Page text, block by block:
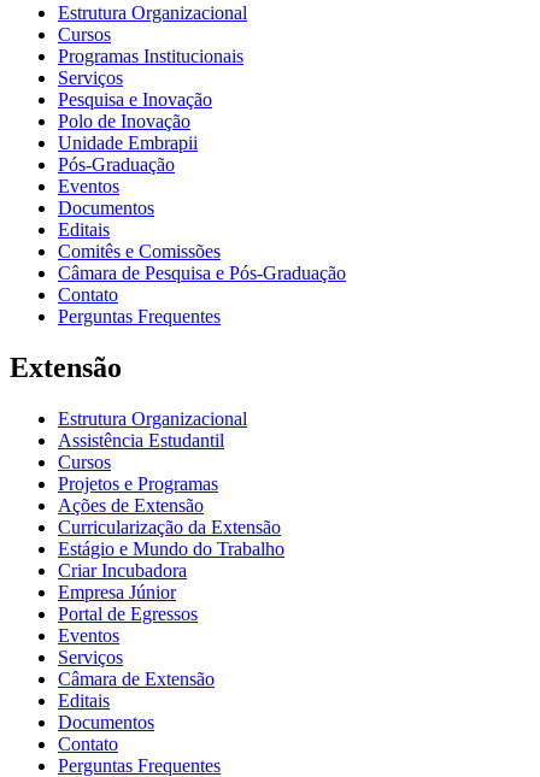
Estrutura Organizacional
Cursos
Programas Institucionais
Serviços
Pesquisa e Inovação
Polo de Inovação
Unidade Embrapii
Pós-Graduação
Eventos
Documentos
Editais
Comitês e Comissões
Câmara de Pesquisa e Pós-Graduação
Contato
Perguntas Frequentes
Extensão
Estrutura Organizacional
Assistência Estudantil
Cursos
Projetos e Programas
Ações de Extensão
Curricularização da Extensão
Estágio e Mundo do Trabalho
Criar Incubadora
Empresa Júnior
Portal de Egressos
Eventos
Serviços
Câmara de Extensão
Editais
Documentos
Contato
Perguntas Frequentes